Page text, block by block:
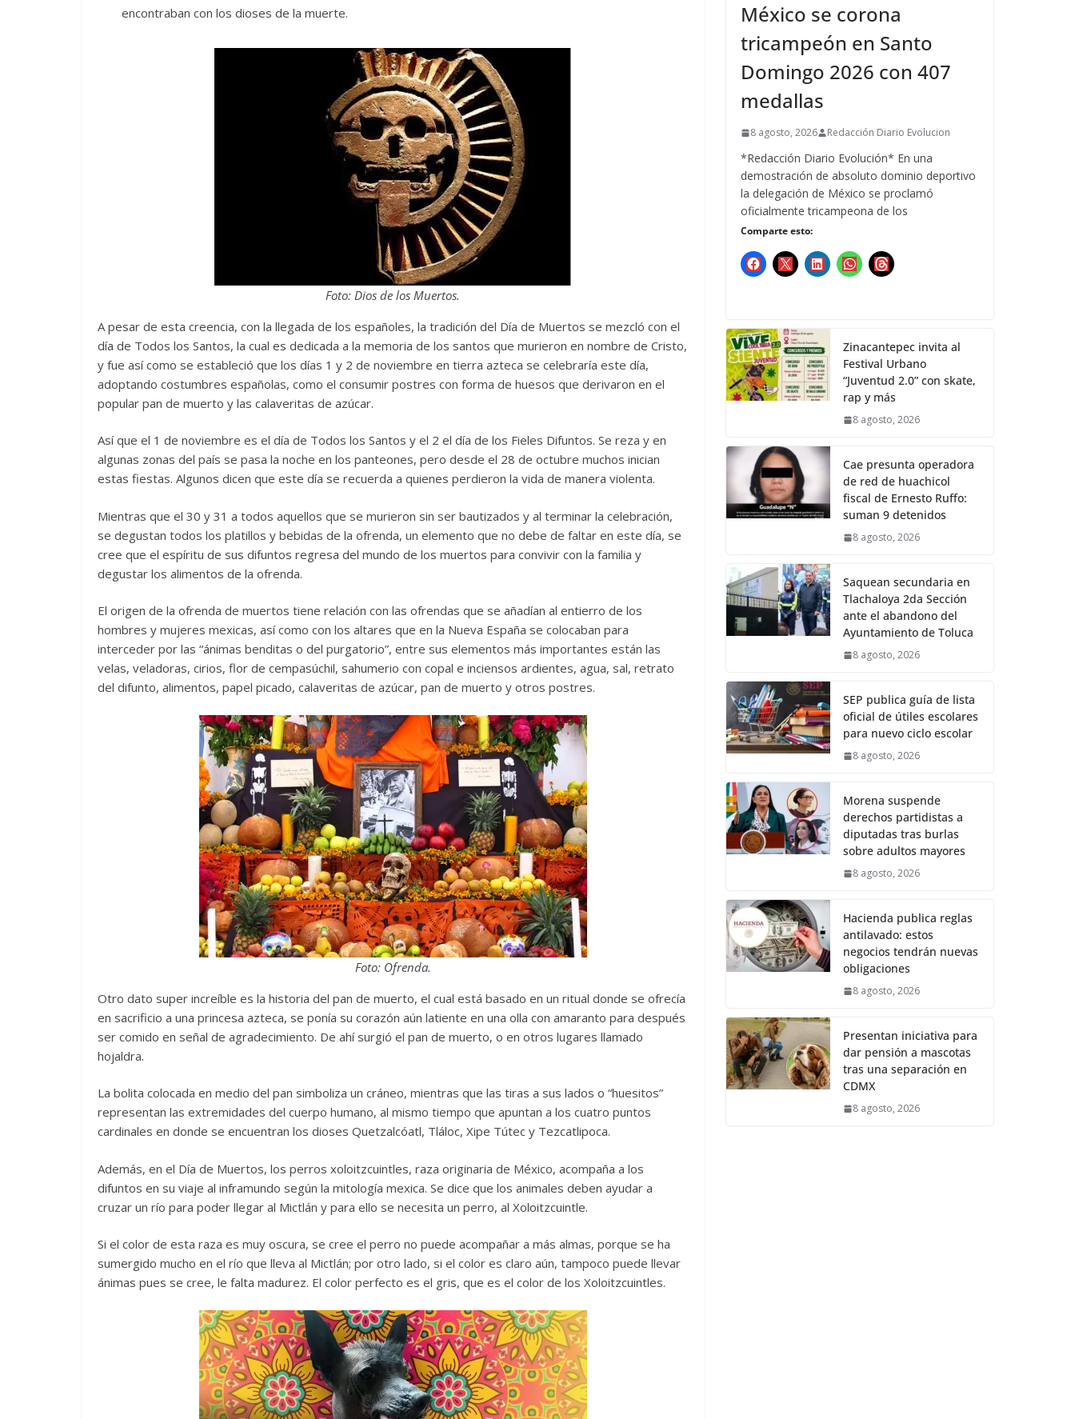
encontraban con los dioses de la muerte.
Foto: Dios de los Muertos.
A pesar de esta creencia, con la llegada de los españoles, la tradición del Día de Muertos se mezcló con el
día de Todos los Santos, la cual es dedicada a la memoria de los santos que murieron en nombre de Cristo,
y fue así como se estableció que los días 1 y 2 de noviembre en tierra azteca se celebraría este día,
adoptando costumbres españolas, como el consumir postres con forma de huesos que derivaron en el
popular pan de muerto y las calaveritas de azúcar.
Así que el 1 de noviembre es el día de Todos los Santos y el 2 el día de los Fieles Difuntos. Se reza y en
algunas zonas del país se pasa la noche en los panteones, pero desde el 28 de octubre muchos inician
estas fiestas. Algunos dicen que este día se recuerda a quienes perdieron la vida de manera violenta.
Mientras que el 30 y 31 a todos aquellos que se murieron sin ser bautizados y al terminar la celebración,
se degustan todos los platillos y bebidas de la ofrenda, un elemento que no debe de faltar en este día, se
cree que el espíritu de sus difuntos regresa del mundo de los muertos para convivir con la familia y
degustar los alimentos de la ofrenda.
El origen de la ofrenda de muertos tiene relación con las ofrendas que se añadían al entierro de los
hombres y mujeres mexicas, así como con los altares que en la Nueva España se colocaban para
interceder por las “ánimas benditas o del purgatorio”, entre sus elementos más importantes están las
velas, veladoras, cirios, flor de cempasúchil, sahumerio con copal e inciensos ardientes, agua, sal, retrato
del difunto, alimentos, papel picado, calaveritas de azúcar, pan de muerto y otros postres.
Foto: Ofrenda.
Otro dato super increíble es la historia del pan de muerto, el cual está basado en un ritual donde se ofrecía
en sacrificio a una princesa azteca, se ponía su corazón aún latiente en una olla con amaranto para después
ser comido en señal de agradecimiento. De ahí surgió el pan de muerto, o en otros lugares llamado
hojaldra.
La bolita colocada en medio del pan simboliza un cráneo, mientras que las tiras a sus lados o “huesitos”
representan las extremidades del cuerpo humano, al mismo tiempo que apuntan a los cuatro puntos
cardinales en donde se encuentran los dioses Quetzalcóatl, Tláloc, Xipe Tútec y Tezcatlipoca.
Además, en el Día de Muertos, los perros xoloitzcuintles, raza originaria de México, acompaña a los
difuntos en su viaje al inframundo según la mitología mexica. Se dice que los animales deben ayudar a
cruzar un río para poder llegar al Mictlán y para ello se necesita un perro, al Xoloitzcuintle.
Si el color de esta raza es muy oscura, se cree el perro no puede acompañar a más almas, porque se ha
sumergido mucho en el río que lleva al Mictlán; por otro lado, si el color es claro aún, tampoco puede llevar
ánimas pues se cree, le falta madurez. El color perfecto es el gris, que es el color de los Xoloitzcuintles.
México se corona
tricampeón en Santo
Domingo 2026 con 407
medallas
8 agosto, 2026 Redacción Diario Evolucion
*Redacción Diario Evolución* En una
demostración de absoluto dominio deportivo
la delegación de México se proclamó
oficialmente tricampeona de los
Comparte esto:
Zinacantepec invita al
Festival Urbano
“Juventud 2.0” con skate,
rap y más
8 agosto, 2026
Cae presunta operadora
de red de huachicol
fiscal de Ernesto Ruffo:
suman 9 detenidos
8 agosto, 2026
Saquean secundaria en
Tlachaloya 2da Sección
ante el abandono del
Ayuntamiento de Toluca
8 agosto, 2026
SEP publica guía de lista
oficial de útiles escolares
para nuevo ciclo escolar
8 agosto, 2026
Morena suspende
derechos partidistas a
diputadas tras burlas
sobre adultos mayores
8 agosto, 2026
Hacienda publica reglas
antilavado: estos
negocios tendrán nuevas
obligaciones
8 agosto, 2026
Presentan iniciativa para
dar pensión a mascotas
tras una separación en
CDMX
8 agosto, 2026